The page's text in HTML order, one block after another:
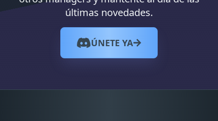
últimas novedades.
ÚNETE YA